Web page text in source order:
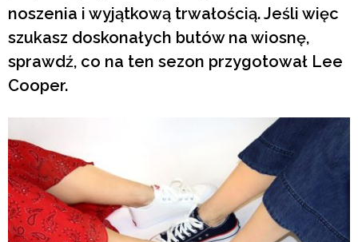
noszenia i wyjątkową trwałością. Jeśli więc
szukasz doskonałych butów na wiosnę,
sprawdź, co na ten sezon przygotował Lee
Cooper.